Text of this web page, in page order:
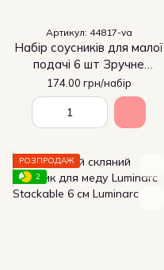
Артикул: 44817-va
Набір соусників для малої
подачі 6 шт Зручне
зберігання 7,5 см
174.00 грн/набір
РОЗПРОДАЖ
2